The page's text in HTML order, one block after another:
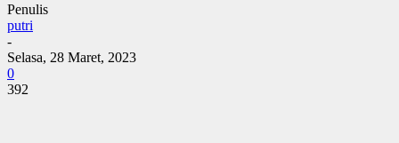
Penulis
putri
-
Selasa, 28 Maret, 2023
0
392